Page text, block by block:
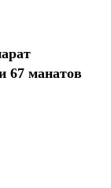
67 манатов